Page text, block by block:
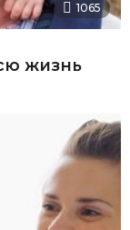
1065
жизнь